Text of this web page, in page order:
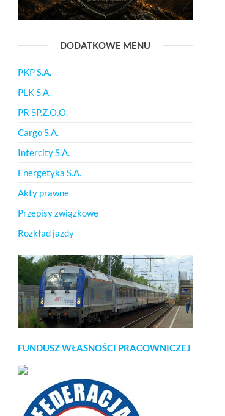
DODATKOWE MENU
PKP S.A.
PLK S.A.
PR SP.Z.O.O.
Cargo S.A.
Intercity S.A.
Energetyka S.A.
Akty prawne
Przepisy związkowe
Rozkład jazdy
FUNDUSZ WŁASNOŚCI PRACOWNICZEJ